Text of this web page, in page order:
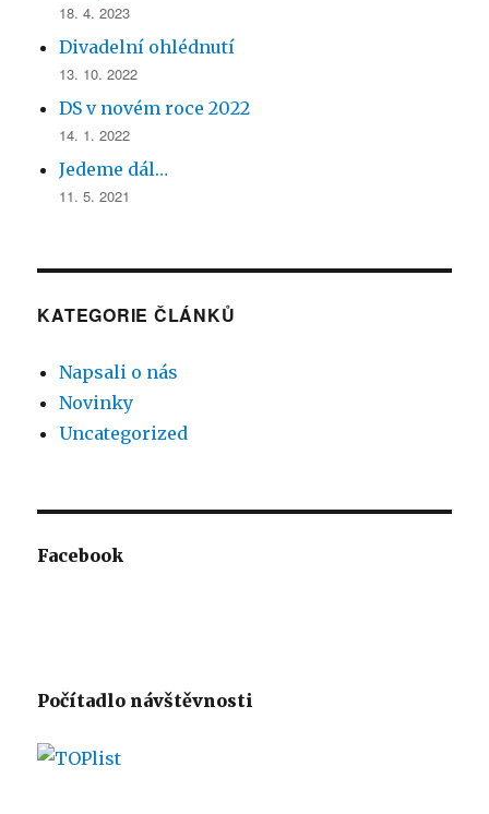
18. 4. 2023
Divadelní ohlédnutí
13. 10. 2022
DS v novém roce 2022
14. 1. 2022
Jedeme dál…
11. 5. 2021
KATEGORIE ČLÁNKŮ
Napsali o nás
Novinky
Uncategorized
Facebook
Počítadlo návštěvnosti